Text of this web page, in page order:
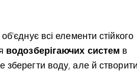
всі елементи стійкого
водозберігаючих систем в
зберегти воду, але й